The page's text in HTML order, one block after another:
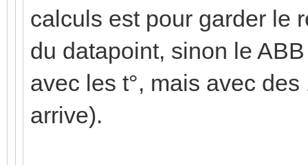
calculs est pour garder le
du datapoint, sinon le
avec les t°, mais avec
arrive).